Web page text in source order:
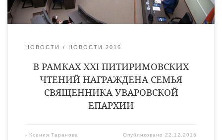
руководители епархиальных […]
НОВОСТИ НОВОСТИ 2016
В РАМКАХ XXI ПИТИРИМОВСКИХ
ЧТЕНИЙ НАГРАЖДЕНА СЕМЬЯ
СВЯЩЕННИКА УВАРОВСКОЙ
ЕПАРХИИ
- Ксения Таранова Опубликовано22.12.2016